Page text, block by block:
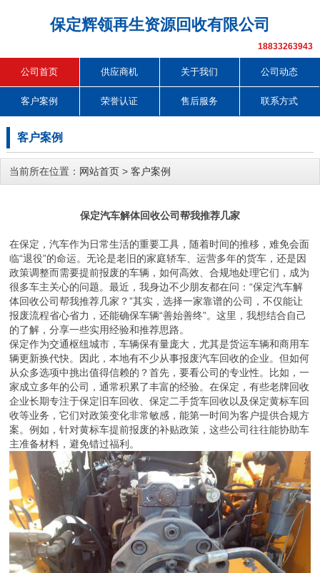
保定辉领再生资源回收有限公司
18833263943
公司首页 供应商机 关于我们 公司动态
客户案例 荣誉认证 售后服务 联系方式
客户案例
当前所在位置： 网站首页 > 客户案例
保定汽车解体回收公司帮我推荐几家
在保定，汽车作为日常生活的重要工具，随着时间的推移，难免会面
临“退役”的命运。无论是老旧的家庭轿车、运营多年的货车，还是因
政策调整而需要提前报废的车辆，如何高效、合规地处理它们，成为
很多车主关心的问题。最近，我身边不少朋友都在问：“保定汽车解
体回收公司帮我推荐几家？”其实，选择一家靠谱的公司，不仅能让
报废流程省心省力，还能确保车辆“善始善终”。这里，我想结合自己
的了解，分享一些实用经验和推荐思路。
保定作为交通枢纽城市，车辆保有量庞大，尤其是货运车辆和商用车
辆更新换代快。因此，本地有不少从事报废汽车回收的企业。但如何
从众多选项中挑出值得信赖的？首先，要看公司的专业性。比如，一
家成立多年的公司，通常积累了丰富的经验。在保定，有些老牌回收
企业长期专注于保定旧车回收、保定二手货车回收以及保定黄标车回
收等业务，它们对政策变化非常敏感，能第一时间为客户提供合规方
案。例如，针对黄标车提前报废的补贴政策，这些公司往往能协助车
主准备材料，避免错过福利。